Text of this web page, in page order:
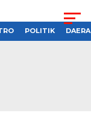
POLITIK